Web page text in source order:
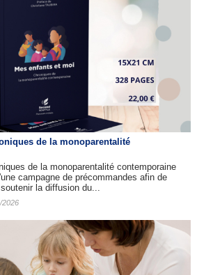
de la monoparentalité
de la monoparentalité contemporaine
campagne de précommandes afin de
la diffusion du...
2026